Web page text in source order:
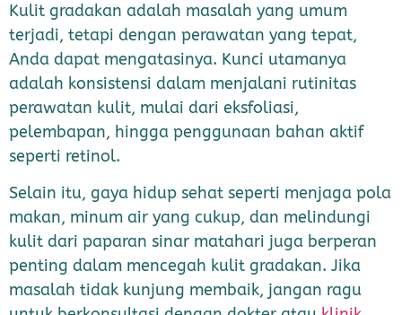
Kulit gradakan adalah masalah yang umum
terjadi, tetapi dengan perawatan yang tepat,
Anda dapat mengatasinya. Kunci utamanya
adalah konsistensi dalam menjalani rutinitas
perawatan kulit, mulai dari eksfoliasi,
pelembapan, hingga penggunaan bahan aktif
seperti retinol.
Selain itu, gaya hidup sehat seperti menjaga pola
makan, minum air yang cukup, dan melindungi
kulit dari paparan sinar matahari juga berperan
penting dalam mencegah kulit gradakan. Jika
masalah tidak kunjung membaik, jangan ragu